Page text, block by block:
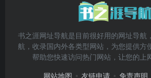
书之涯网址导航是目前很好用的网址导航
航，收录国内外各类型网站，为您提供方
帮助您快速访问热门网站，让您的上
网站地图 友链申请 免责声明